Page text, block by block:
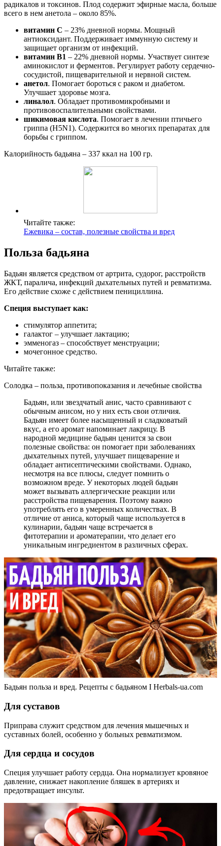
радикалов и токсинов. Плод содержит эфирные масла, больше
всего в нем анетола – около 85%.
витамин С – 23% дневной нормы. Мощный
антиоксидант. Поддерживает иммунную систему и
защищает организм от инфекций.
витамин В1 – 22% дневной нормы. Участвует синтезе
аминокислот и ферментов. Регулирует работу сердечно-
сосудистой, пищеварительной и нервной систем.
анетол. Помогает бороться с раком и диабетом.
Улучшает здоровье мозга.
линалол. Обладает противомикробными и
противовоспалительными свойствами.
шикимовая кислота. Помогает в лечении птичьего
гриппа (H5N1). Содержится во многих препаратах для
борьбы с гриппом.
Калорийность бадьяна – 337 ккал на 100 гр.
Читайте также:
Ежевика – состав, полезные свойства и вред
Польза бадьяна
Бадьян является средством от артрита, судорог, расстройств
ЖКТ, паралича, инфекций дыхательных путей и ревматизма.
Его действие схоже с действием пенициллина.
Специя выступает как:
стимулятор аппетита;
галактог – улучшает лактацию;
эмменогаз – способствует менструации;
мочегонное средство.
Читайте также:
Солодка – польза, противопоказания и лечебные свойства
Бадьян, или звездчатый анис, часто сравнивают с
обычным анисом, но у них есть свои отличия.
Бадьян имеет более насыщенный и сладковатый
вкус, а его аромат напоминает лакрицу. В
народной медицине бадьян ценится за свои
полезные свойства: он помогает при заболеваниях
дыхательных путей, улучшает пищеварение и
обладает антисептическими свойствами. Однако,
несмотря на все плюсы, следует помнить о
возможном вреде. У некоторых людей бадьян
может вызывать аллергические реакции или
расстройства пищеварения. Поэтому важно
употреблять его в умеренных количествах. В
отличие от аниса, который чаще используется в
кулинарии, бадьян чаще встречается в
фитотерапии и ароматерапии, что делает его
уникальным ингредиентом в различных сферах.
Бадьян польза и вред. Рецепты с бадьяном I Herbals-ua.com
Для суставов
Приправа служит средством для лечения мышечных и
суставных болей, особенно у больных ревматизмом.
Для сердца и сосудов
Специя улучшает работу сердца. Она нормализует кровяное
давление, снижает накопление бляшек в артериях и
предотвращает инсульт.